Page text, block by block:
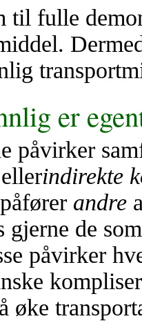
til fulle
er
påvirker
indirekte
andre
gjerne de
påvirker
øke